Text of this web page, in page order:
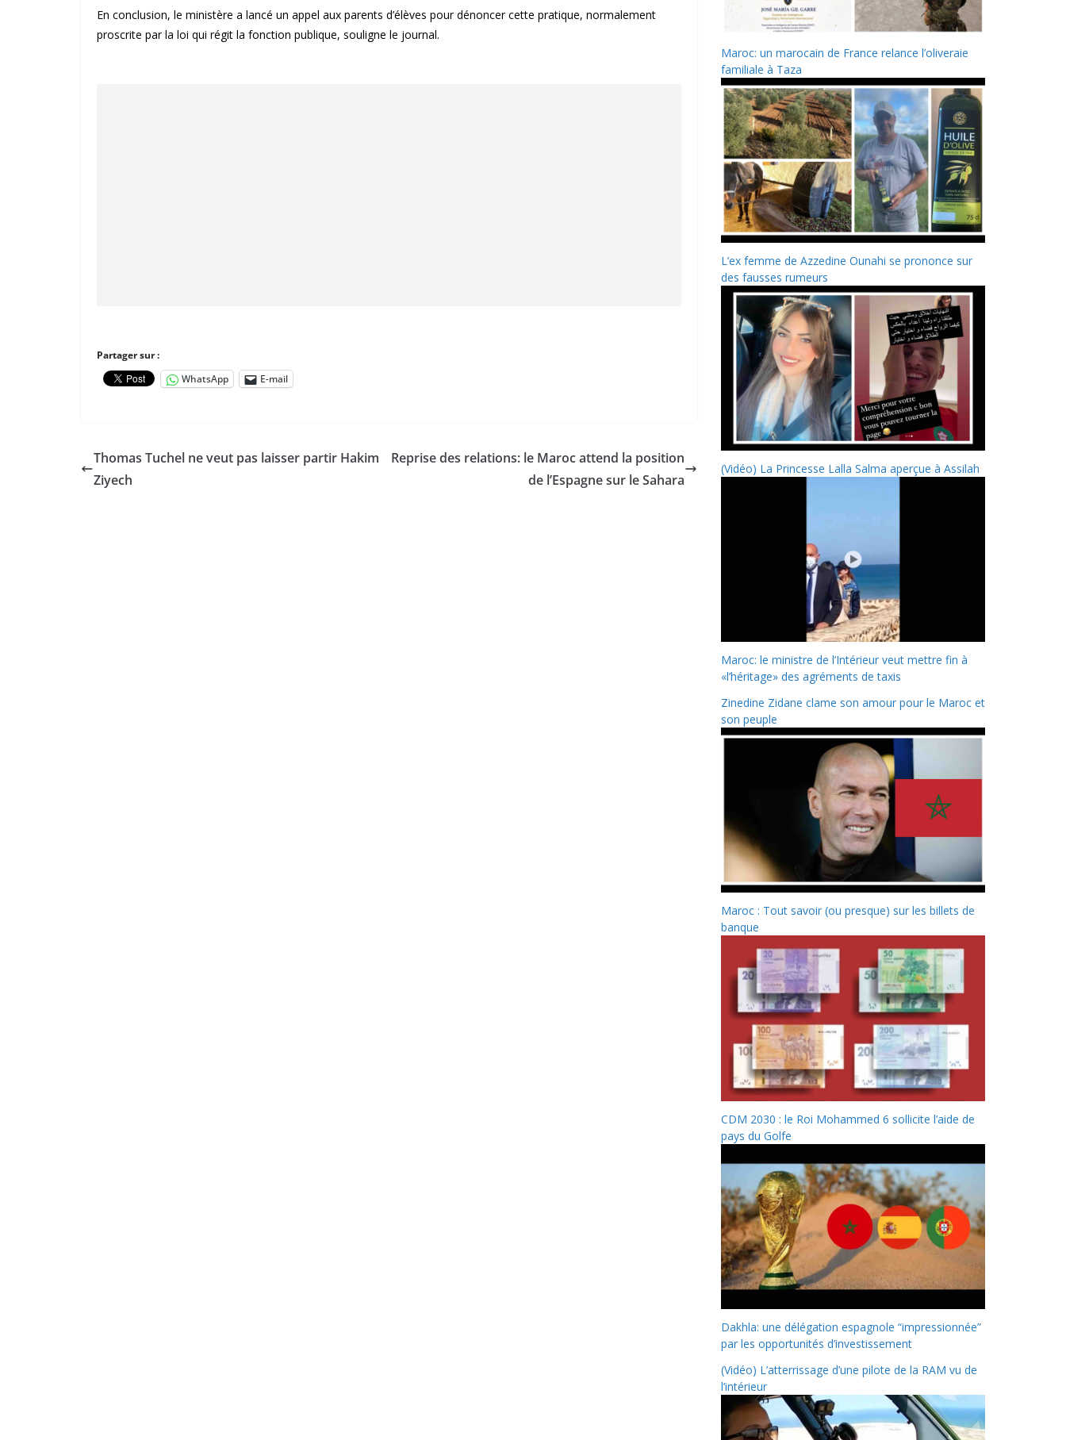
En conclusion, le ministère a lancé un appel aux parents d’élèves pour dénoncer cette pratique, normalement
proscrite par la loi qui régit la fonction publique, souligne le journal.
Partager sur :
WhatsApp
E-mail
Thomas Tuchel ne veut pas laisser partir Hakim
Ziyech
Reprise des relations: le Maroc attend la position
de l’Espagne sur le Sahara
Maroc: un marocain de France relance l’oliveraie
familiale à Taza
L’ex femme de Azzedine Ounahi se prononce sur
des fausses rumeurs
(Vidéo) La Princesse Lalla Salma aperçue à Assilah
Maroc: le ministre de l’Intérieur veut mettre fin à
«l’héritage» des agréments de taxis
Zinedine Zidane clame son amour pour le Maroc et
son peuple
Maroc : Tout savoir (ou presque) sur les billets de
banque
CDM 2030 : le Roi Mohammed 6 sollicite l’aide de
pays du Golfe
Dakhla: une délégation espagnole “impressionnée”
par les opportunités d’investissement
(Vidéo) L’atterrissage d’une pilote de la RAM vu de
l’intérieur